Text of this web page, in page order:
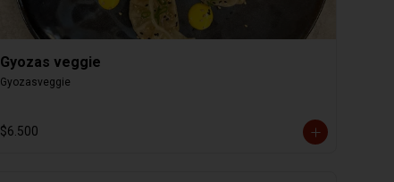
Gyozas veggie
Gyozasveggie
$6.500